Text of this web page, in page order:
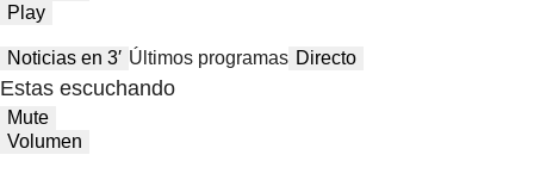
Play
Noticias en 3′ Últimos programas Directo
Estas escuchando
Mute
Volumen